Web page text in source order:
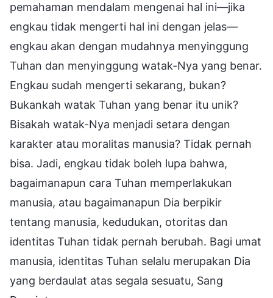
pemahaman mendalam mengenai hal ini—jika
engkau tidak mengerti hal ini dengan jelas—
engkau akan dengan mudahnya menyinggung
Tuhan dan menyinggung watak-Nya yang benar.
Engkau sudah mengerti sekarang, bukan?
Bukankah watak Tuhan yang benar itu unik?
Bisakah watak-Nya menjadi setara dengan
karakter atau moralitas manusia? Tidak pernah
bisa. Jadi, engkau tidak boleh lupa bahwa,
bagaimanapun cara Tuhan memperlakukan
manusia, atau bagaimanapun Dia berpikir
tentang manusia, kedudukan, otoritas dan
identitas Tuhan tidak pernah berubah. Bagi umat
manusia, identitas Tuhan selalu merupakan Dia
yang berdaulat atas segala sesuatu, Sang